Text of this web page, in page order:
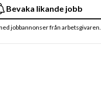
Bevaka likande jobb
jobbannonser från arbetsgivaren.